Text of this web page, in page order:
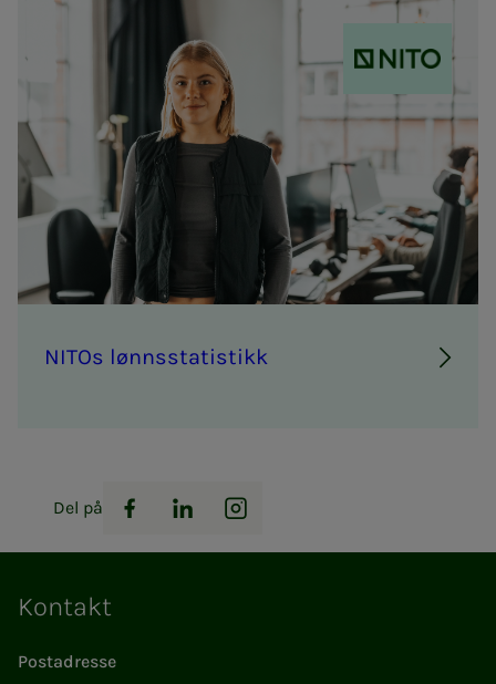
NITO
NITOs lønns­sta­­­ti­s­­tikk
Del på
Facebook
LinkedInInstagram
Kontakt
Postadresse